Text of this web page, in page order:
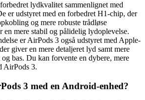
lydkvalitet sammenlignet med
er udstyret med en forbedret H1-chip, der
og mere robuste trådløse
en mere stabil og pålidelig lydoplevelse.
er AirPods 3 også udstyret med Apple-
giver en mere detaljeret lyd samt mere
bas. Du kan forvente en dybere, mere
AirPods 3.
3 med en Android-enhed?